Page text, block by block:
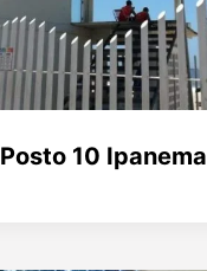
Posto 10 Ipanema